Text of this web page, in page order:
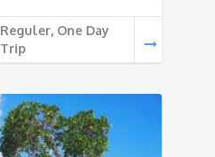
Reguler, One Day
Trip